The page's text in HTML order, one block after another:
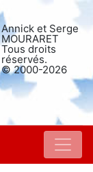
Annick et Serge
MOURARET
Tous droits
réservés.
© 2000-2026